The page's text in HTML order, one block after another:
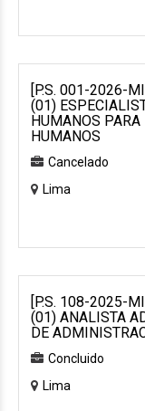
[P.S. 001-2026-
(01)
HUMANOS PARA
HUMANOS
Cancelado
Lima
[P.S. 108-2025-
(01) ANALISTA
DE
Concluido
Lima